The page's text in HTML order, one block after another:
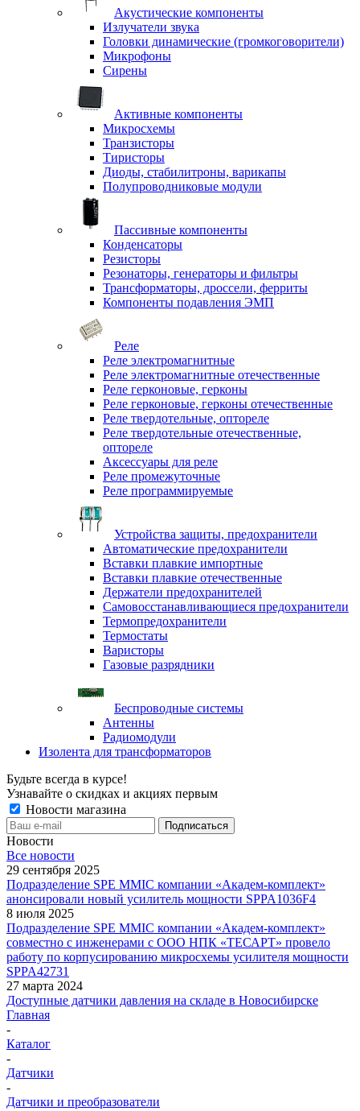
Акустические компоненты
Излучатели звука
Головки динамические (громкоговорители)
Микрофоны
Сирены
Активные компоненты
Микросхемы
Транзисторы
Тиристоры
Диоды, стабилитроны, варикапы
Полупроводниковые модули
Пассивные компоненты
Конденсаторы
Резисторы
Резонаторы, генераторы и фильтры
Трансформаторы, дроссели, ферриты
Компоненты подавления ЭМП
Реле
Реле электромагнитные
Реле электромагнитные отечественные
Реле герконовые, герконы
Реле герконовые, герконы отечественные
Реле твердотельные, оптореле
Реле твердотельные отечественные,
оптореле
Аксессуары для реле
Реле промежуточные
Реле программируемые
Устройства защиты, предохранители
Автоматические предохранители
Вставки плавкие импортные
Вставки плавкие отечественные
Держатели предохранителей
Самовосстанавливающиеся предохранители
Термопредохранители
Термостаты
Варисторы
Газовые разрядники
Беспроводные системы
Антенны
Радиомодули
Изолента для трансформаторов
Будьте всегда в курсе!
Узнавайте о скидках и акциях первым
Новости магазина
Новости
Все новости
29 сентября 2025
Подразделение SPE MMIC компании «Академ-комплект»
анонсировали новый усилитель мощности SPPA1036F4
8 июля 2025
Подразделение SPE MMIC компании «Академ-комплект»
совместно с инженерами с ООО НПК «ТЕСАРТ» провело
работу по корпусированию микросхемы усилителя мощности
SPPA42731
27 марта 2024
Доступные датчики давления на складе в Новосибирске
Главная
-
Каталог
-
Датчики
-
Датчики и преобразователи